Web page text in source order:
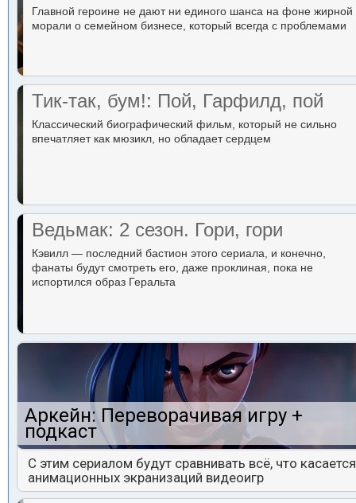
Главной героине не дают ни единого шанса на фоне жирной
морали о семейном бизнесе, который всегда с проблемами
Тик-так, бум!: Пой, Гарфилд, пой
Классический биографический фильм, который не сильно
впечатляет как мюзикл, но обладает сердцем
Ведьмак: 2 сезон. Гори, гори
Кэвилл — последний бастион этого сериала, и конечно,
фанаты будут смотреть его, даже проклиная, пока не
испортился образ Геральта
Аркейн: Переворачивая игру +
подкаст
С этим сериалом будут сравнивать всё, что касается
анимационных экранизаций видеоигр